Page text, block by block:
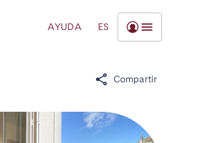
AYUDA ES
Compartir